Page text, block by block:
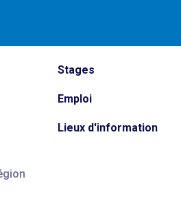
Stages
Emploi
Lieux d'information